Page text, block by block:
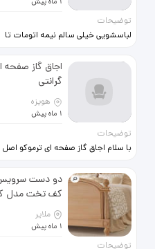
قیمت: 25 میلیون تومان جهت
هماهنگی برای بازدید تماس بگیرید یا
پیام دهید. فقط خریدار واقعی تماس
توضیحات
لباسشویی خیلی سالم نیمه اتومات تا
گرانتی
هویزه
1 ماه پیش
توضیحات
با سلام اجاق گاز صفحه ای ترموکو اصل
الی20ملیون هست .من قیمت مفت زدم
دو دست
کف تخت مدل
ملایر
1 ماه پیش
توضیحات